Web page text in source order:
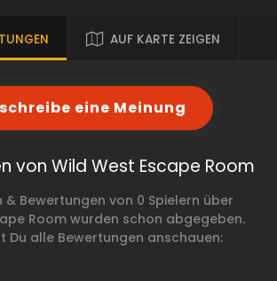
AUF KARTE ZEIGEN
eine Meinung
von Wild West Escape Room
& Bewertungen von 0 Spielern über
Room wurden schon abgegeben.
Du alle Bewertungen anschauen: